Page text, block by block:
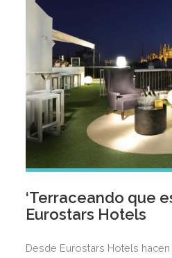
próximo 28 de febrero,
‘Terraceando que
Eurostars Hotels
Desde Eurostars Hotels